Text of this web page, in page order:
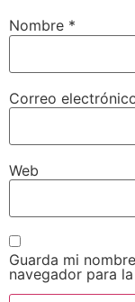
Nombre *
Correo
Web
Guarda mi
navegador para